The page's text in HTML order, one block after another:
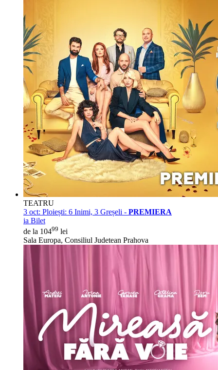
TEATRU
3 oct: Ploiești: 6 Inimi, 3 Greșeli - PREMIERA
ia Bilet
de la 10499 lei
Sala Europa, Consiliul Judetean Prahova